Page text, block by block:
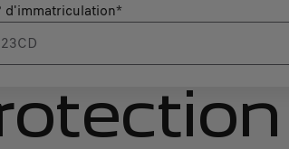
d'immatriculation*